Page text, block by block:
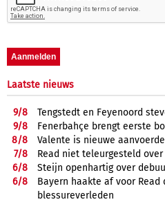
Laatste nieuws
9/8
Tengstedt en Feyenoord
9/8
Fenerbahçe brengt eerste
8/8
Valente is nieuwe
7/8
Read niet teleurgesteld
6/8
Steijn openhartig over
6/8
Bayern haakte af voor
blessureverleden